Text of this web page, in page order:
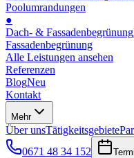
Poolumrandungen
●
Dach- & Fassadenbegrünung
Fassadenbegrünung
Alle Leistungen ansehen
Referenzen
BlogNeu
Kontakt
Mehr
Über unsTätigkeitsgebiete
0671 48 34 152